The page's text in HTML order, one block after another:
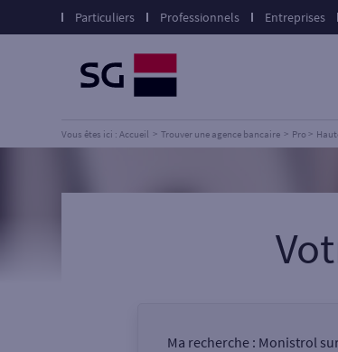
Particuliers Professionnels Entreprises
Vous êtes ici : Accueil Trouver une agence bancaire Pro
Ma recherche : Monistrol